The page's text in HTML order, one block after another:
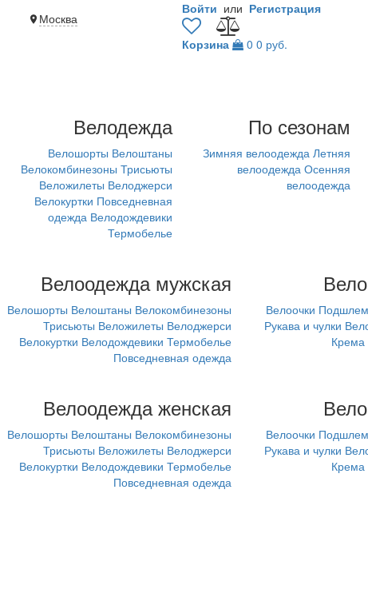
Москва
Войти или Регистрация
Корзина 0 0 руб.
Велодежда
Велошорты Велоштаны
Велокомбинезоны Трисьюты
Веложилеты Велоджерси
Велокуртки Повседневная
одежда Велодождевики
Термобелье
По сезонам
Зимняя велоодежда Летняя
велоодежда Осенняя
велоодежда
Велоодежда мужская
Велошорты Велоштаны Велокомбинезоны
Трисьюты Веложилеты Велоджерси
Велокуртки Велодождевики Термобелье
Повседневная одежда
Велоочки
Рукава и чулки
Крема
Велоодежда женская
Велошорты Велоштаны Велокомбинезоны
Трисьюты Веложилеты Велоджерси
Велокуртки Велодождевики Термобелье
Повседневная одежда
Велоочки
Рукава и чулки
Крема